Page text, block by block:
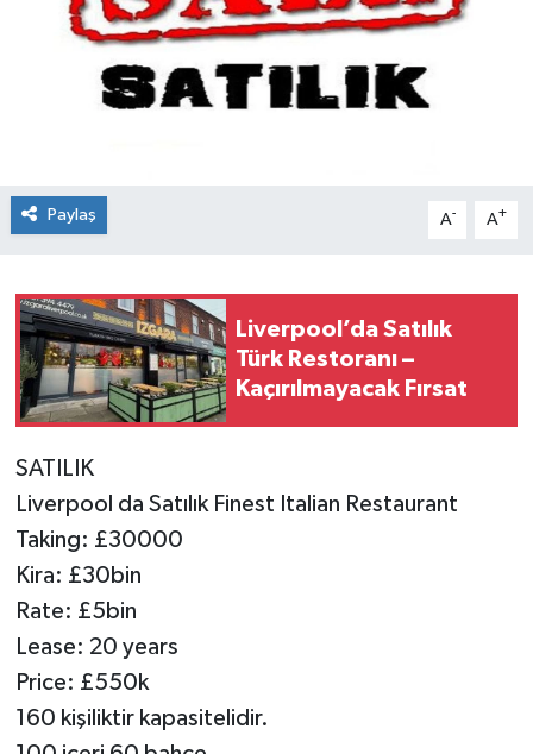
Paylaş A- A+
Liverpool’da Satılık
Türk Restoranı –
Kaçırılmayacak Fırsat
SATILIK
Liverpool da Satılık Finest Italian Restaurant
Taking: £30000
Kira: £30bin
Rate: £5bin
Lease: 20 years
Price: £550k
160 kişiliktir kapasitelidir.